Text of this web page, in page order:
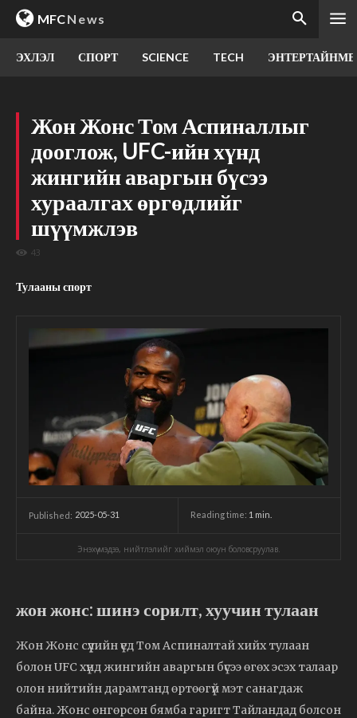
MFCNews
ЭХЛЭЛ СПОРТ SCIENCE TECH
Жон Жонс Том Аспиналлыг
дооглож, UFC-ийн хүнд
жингийн аваргын бүсээ
хураалгах өргөдлийг
шүүмжлэв
43
Тулааны спорт
Published: 2025-05-31 Reading time: 1 min.
Энэхүү мэдээ, нийтлэлийг хиймэл оюун боловсруулав.
жон жонс: шинэ сорилт, хуучин тулаан
Жон Жонс сүүлийн үед Том Аспиналтай хийх тулаан
болон UFC хүнд жингийн аваргын бүсээ өгөх эсэх талаар
олон нийтийн дарамтанд өртөөгүй мэт санагдаж
байна. Жонс өнгөрсөн бямба гаригт Тайландад болсон